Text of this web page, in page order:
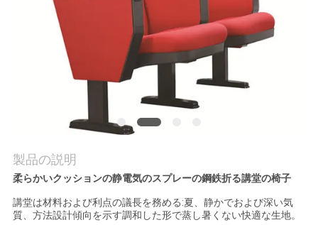
連
絡
し
製品の説明
柔らかいクッションの静電気のスプレーの鋼鉄折る講堂の椅子
講堂は材料および利点の議長を務める:夏、静かでおよび深い気
質、方法設計傾向を示す調和した形で蒸し暑くない快適な生地。